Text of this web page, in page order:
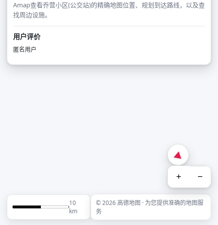
Amap查看乔营小区(公交站)的精确地图位置、规划到达路线，以及查
找周边设施。
用户评价
匿名用户
+ −
10
km
© 2026 高德地图 · 为您提供准确的地图服
务